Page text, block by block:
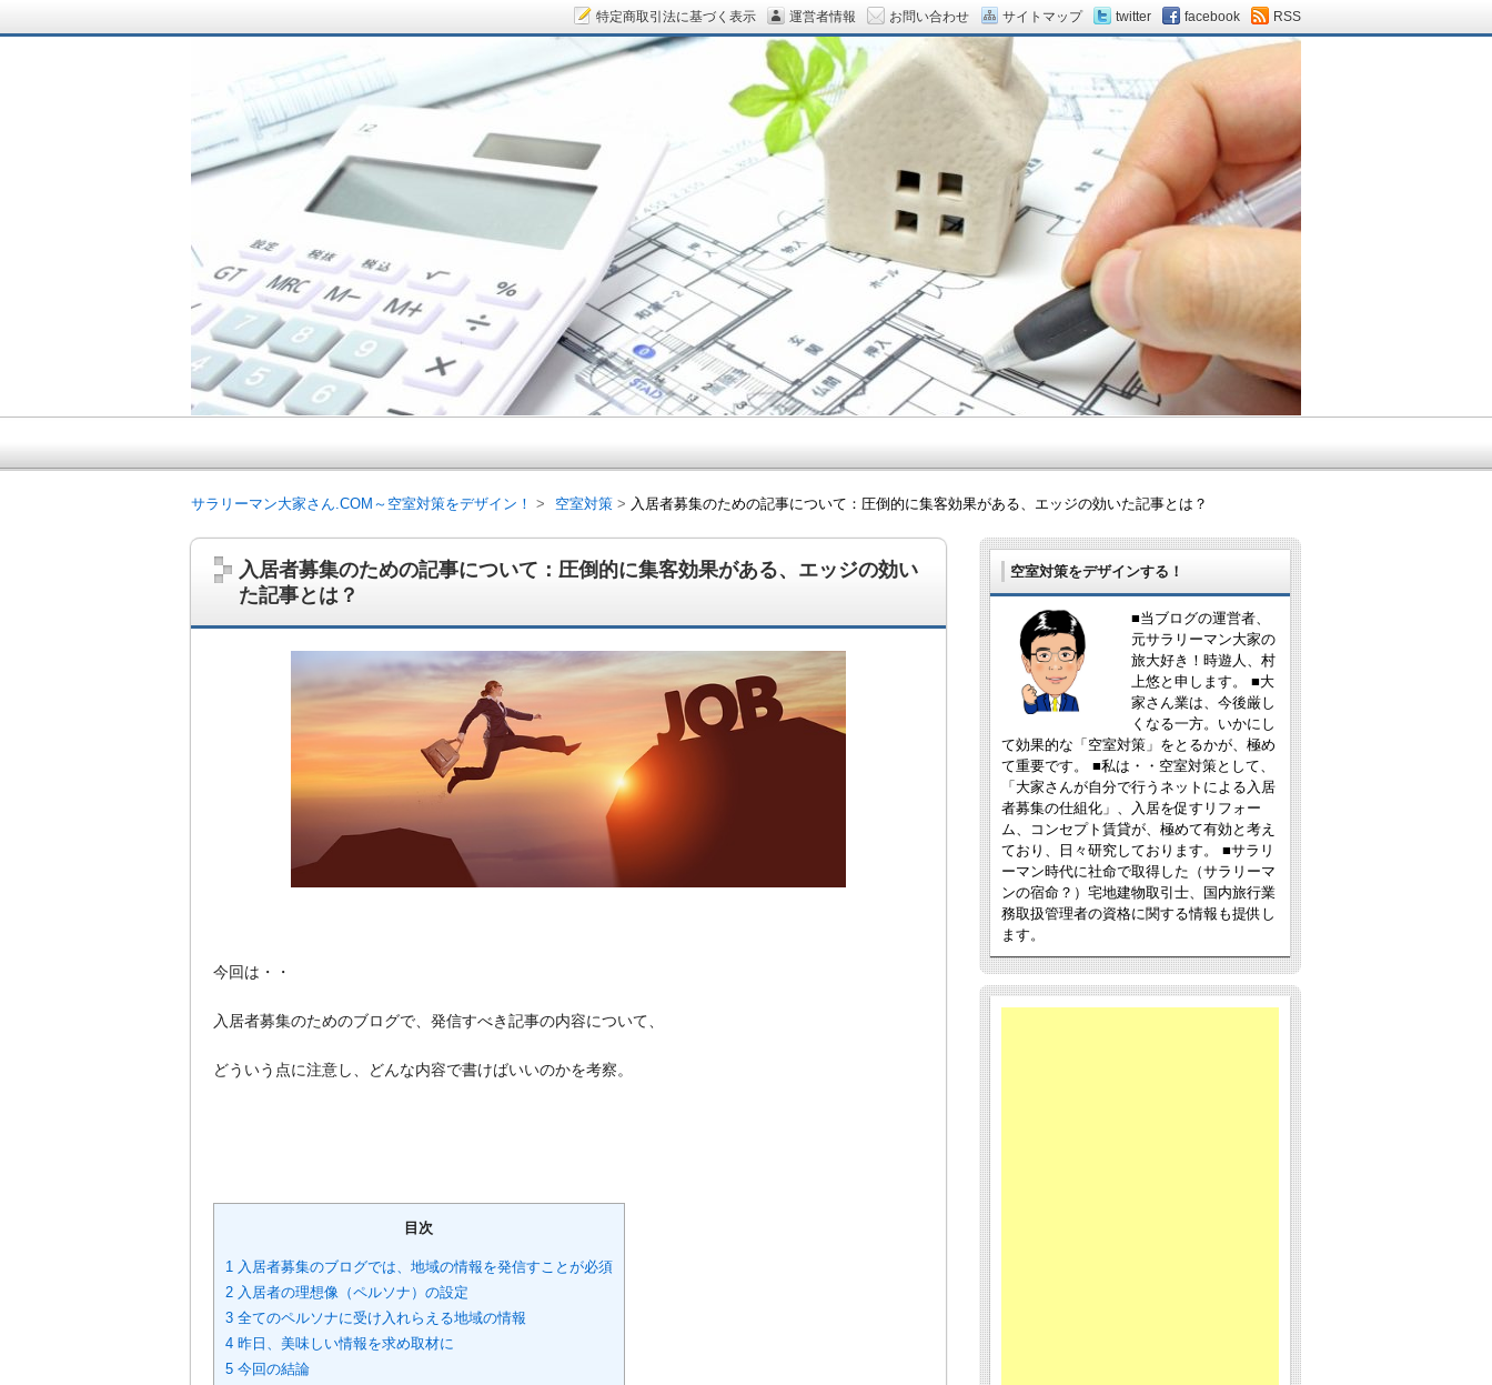
入居者募集のための記事について：圧倒的に集客効果がある、エッジの効い
た記事とは？
今回は・・
入居者募集のためのブログで、発信すべき記事の内容について、
どういう点に注意し、どんな内容で書けばいいのかを考察。
目次
1 入居者募集のブログでは、地域の情報を発信すことが必須
2 入居者の理想像（ペルソナ）の設定
3 全てのペルソナに受け入れらえる地域の情報
4 昨日、美味しい情報を求め取材に
5 今回の結論
空室対策をデザインする！
■当ブログの運営者、
元サラリーマン大家の
旅大好き！時遊人、村
上悠と申します。 ■大
家さん業は、今後厳し
くなる一方。いかにし
て効果的な「空室対策」をとるかが、極め
て重要です。 ■私は・・空室対策として、
「大家さんが自分で行うネットによる入居
者募集の仕組化」、入居を促すリフォー
ム、コンセプト賃貸が、極めて有効と考え
ており、日々研究しております。 ■サラリ
ーマン時代に社命で取得した（サラリーマ
ンの宿命？）宅地建物取引士、国内旅行業
務取扱管理者の資格に関する情報も提供し
ます。
サラリーマン大家さん.COM～空室対策をデザイン！ 空室対策 入居者募集のための記事について：圧倒的に集客効果がある、エッジの効いた記事とは？
サラリーマン大家さん.COM～空室対策をデザイン！
サラリーマン大家さんを応援！マンション経営、アパート経営の空室対策として、入居を促すリフォー
ム、大家さん自ら行うネット集客、コンセプト賃貸の導入を研究するブログ。絶好調な特区民泊、Amaz
on書籍出版、多拠点居住の暮らしぶり、旅行業務取扱管理者、宅建等資格情報も。
特定商取引法に基づく表示 運営者情報 お問い合わせ サイトマップ twitter facebook RSS